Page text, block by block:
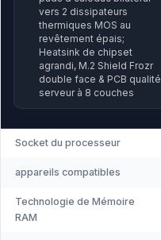
vers 2 dissipateurs
thermiques MOS au
revêtement épais;
Heatsink de chipset
agrandi, M.2 Shield Frozr
double face & PCB qualité
serveur à 8 couches
Socket du processeur
appareils compatibles
Technologie de Mémoire
RAM